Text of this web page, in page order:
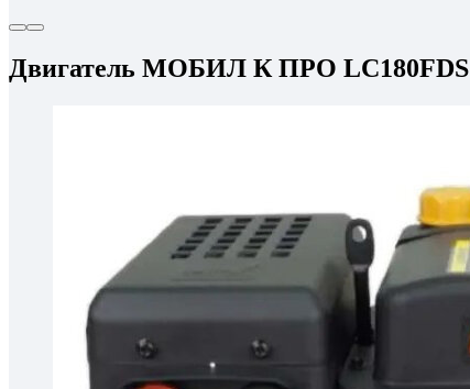
Двигатель МОБИЛ К ПРО LC180FDS